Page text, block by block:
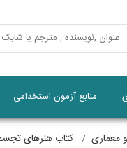
منابع آزمون استخدامی
معماری کتاب هنرهای